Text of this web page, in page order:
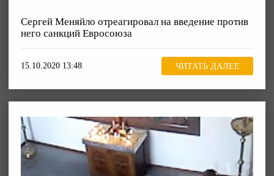
Сергей Меняйло отреагировал на введение против
него санкций Евросоюза
15.10.2020 13:48 ЧИТАТЬ ДАЛЕЕ